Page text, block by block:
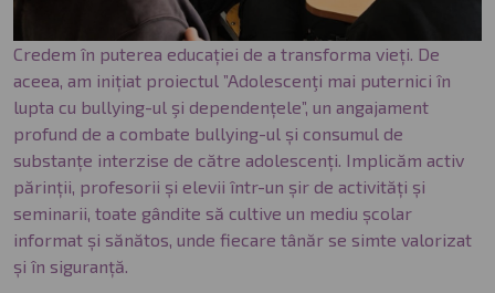
Credem în puterea educației de a transforma vieți. De
aceea, am inițiat proiectul ”Adolescenţi mai puternici în
lupta cu bullying-ul şi dependențele”, un angajament
profund de a combate bullying-ul și consumul de
substanțe interzise de către adolescenți. Implicăm activ
părinții, profesorii și elevii într-un șir de activități și
seminarii, toate gândite să cultive un mediu școlar
informat și sănătos, unde fiecare tânăr se simte valorizat
și în siguranță.